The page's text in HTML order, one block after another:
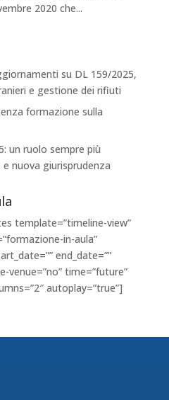
2020 che...
su DL 159/2025,
e gestione dei rifiuti
formazione sulla
un ruolo sempre più
nuova giurisprudenza
template=”timeline-view”
in-aula”
end_date=””
venue=”no” time=”future”
autoplay=”true”]